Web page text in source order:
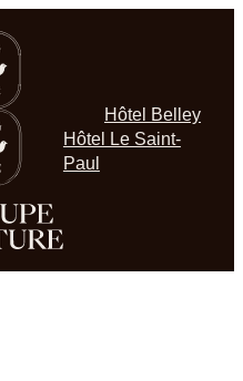
Hôtel Belley
Hôtel Le Saint-
Paul